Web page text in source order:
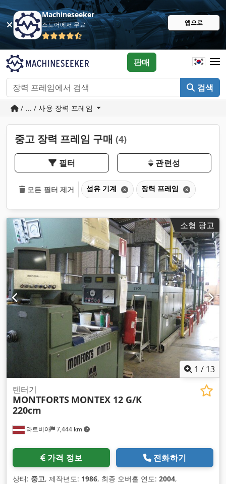
Machineseeker
스토어에서 무료 앱으로
검색
판매
/ ... / 사용 장력 프레임
중고 장력 프레임 구매 (4)
필터 관련성
모든 필터 제거 섬유 기계 장력 프레임
소형 광고
1 / 13
라트비아 7,444 km
텐터기
MONTFORTS MONTEX 12 G/K
220cm
가격 정보 전화하기
상태: 중고, 제작년도: 1986, 최종 오버홀 연도: 2004,